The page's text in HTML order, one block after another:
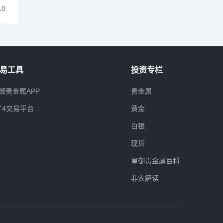
工具
贵金属APP
交易平台
投资专栏
贵金属
黄金
白银
现货
皇御贵金属百科
非农解读